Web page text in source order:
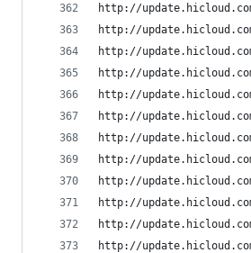
http://
http://
http://
http://
http://
http://
http://
http://
http://
http://
http://
http://